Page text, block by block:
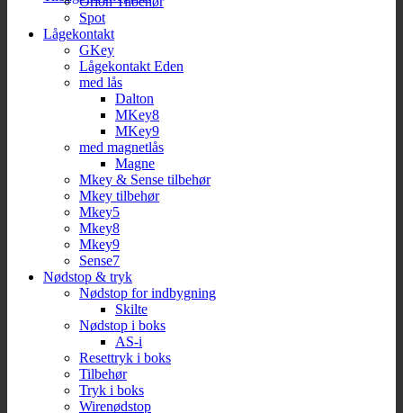
Spot
Lågekontakt
GKey
Lågekontakt Eden
med lås
Dalton
MKey8
MKey9
med magnetlås
Magne
Mkey & Sense tilbehør
Mkey tilbehør
Mkey5
Mkey8
Mkey9
Sense7
Nødstop & tryk
Nødstop for indbygning
Skilte
Nødstop i boks
AS-i
Resettryk i boks
Tilbehør
Tryk i boks
Wirenødstop